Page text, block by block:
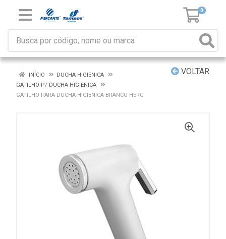
0
VOLTAR
INÍCIO
DUCHA HIGIENICA
GATILHO P/ DUCHA HIGIENICA
GATILHO PARA DUCHA HIGIENICA BRANCO HERC